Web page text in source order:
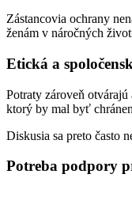
Zástancovia ochrany
ženám v náročných
Etická a
Potraty zároveň otvárajú
ktorý by mal byť
Diskusia sa preto často
Potreba podpory